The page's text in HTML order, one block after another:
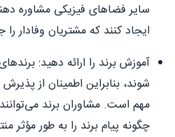
سایر فضاهای فیزیکی مشاوره
ایجاد کنند که مشتریان وفادار
آموزش برند را ارائه دهید:
شوند، بنابراین اطمینان از
مهم است. مشاوران برند
چگونه پیام برند را به طور مؤثر